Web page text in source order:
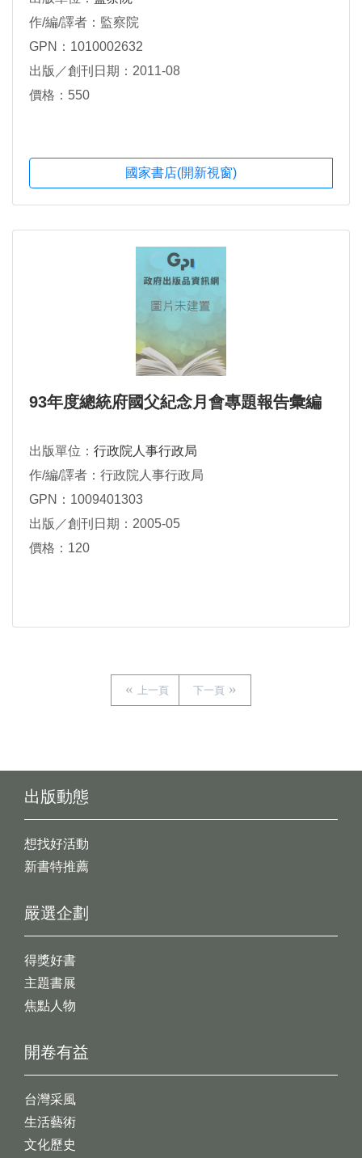
作/編/譯者：監察院
GPN：1010002632
出版／創刊日期：2011-08
價格：550
國家書店(開新視窗)
93年度總統府國父紀念月會專題報告彙編
出版單位： 行政院人事行政局
作/編/譯者：行政院人事行政局
GPN：1009401303
出版／創刊日期：2005-05
價格：120
上一頁 下一頁
出版動態
想找好活動
新書特推薦
開卷有益
台灣采風
生活藝術
文化歷史
嚴選企劃
得獎好書
主題書展
焦點人物